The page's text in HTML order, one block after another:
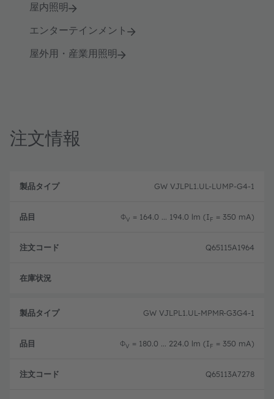
屋内照明
エンターテインメント
屋外用・産業用照明
注文情報
品
プ
品
GW VJLPL1.UL-LUMP-G4-1
ΦV = 164.0 ... 194.0 lm (IF = 350 mA)
Q65115A1964
GW VJLPL1.UL-MPMR-G3G4-1
ΦV = 180.0 ... 224.0 lm (IF = 350 mA)
Q65113A7278